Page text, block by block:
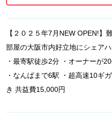
【２０２５年7月NEW OPEN!】
部屋の大阪市内好立地にシェア
・最寄駅徒歩2分 ・オーナーが
・なんばまで6駅 ・超高速10ギ
き 共益費15,000円